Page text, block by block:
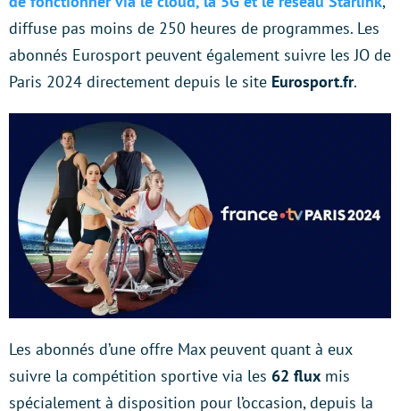
diffuse pas moins de 250 heures de programmes. Les
abonnés Eurosport peuvent également suivre les JO de
Paris 2024 directement depuis le site Eurosport.fr.
Les abonnés d’une offre Max peuvent quant à eux
suivre la compétition sportive via les 62 flux mis
spécialement à disposition pour l’occasion, depuis la